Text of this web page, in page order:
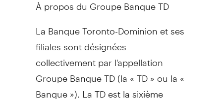
La Banque Toronto-Dominion et ses
filiales sont désignées
collectivement par l'appellation
Groupe Banque TD (la « TD » ou la «
Banque »). La TD est la sixième